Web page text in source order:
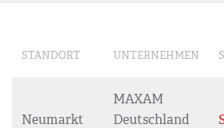
STANDORT UNTERNEHMEN
Neumarkt
MAXAM
Deutschland